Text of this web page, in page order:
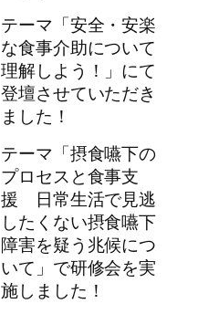
テーマ「安全・安楽
な食事介助について
理解しよう！」にて
登壇させていただき
ました！
テーマ「摂食嚥下の
プロセスと食事支
援 日常生活で見逃
したくない摂食嚥下
障害を疑う兆候につ
いて」で研修会を実
施しました！